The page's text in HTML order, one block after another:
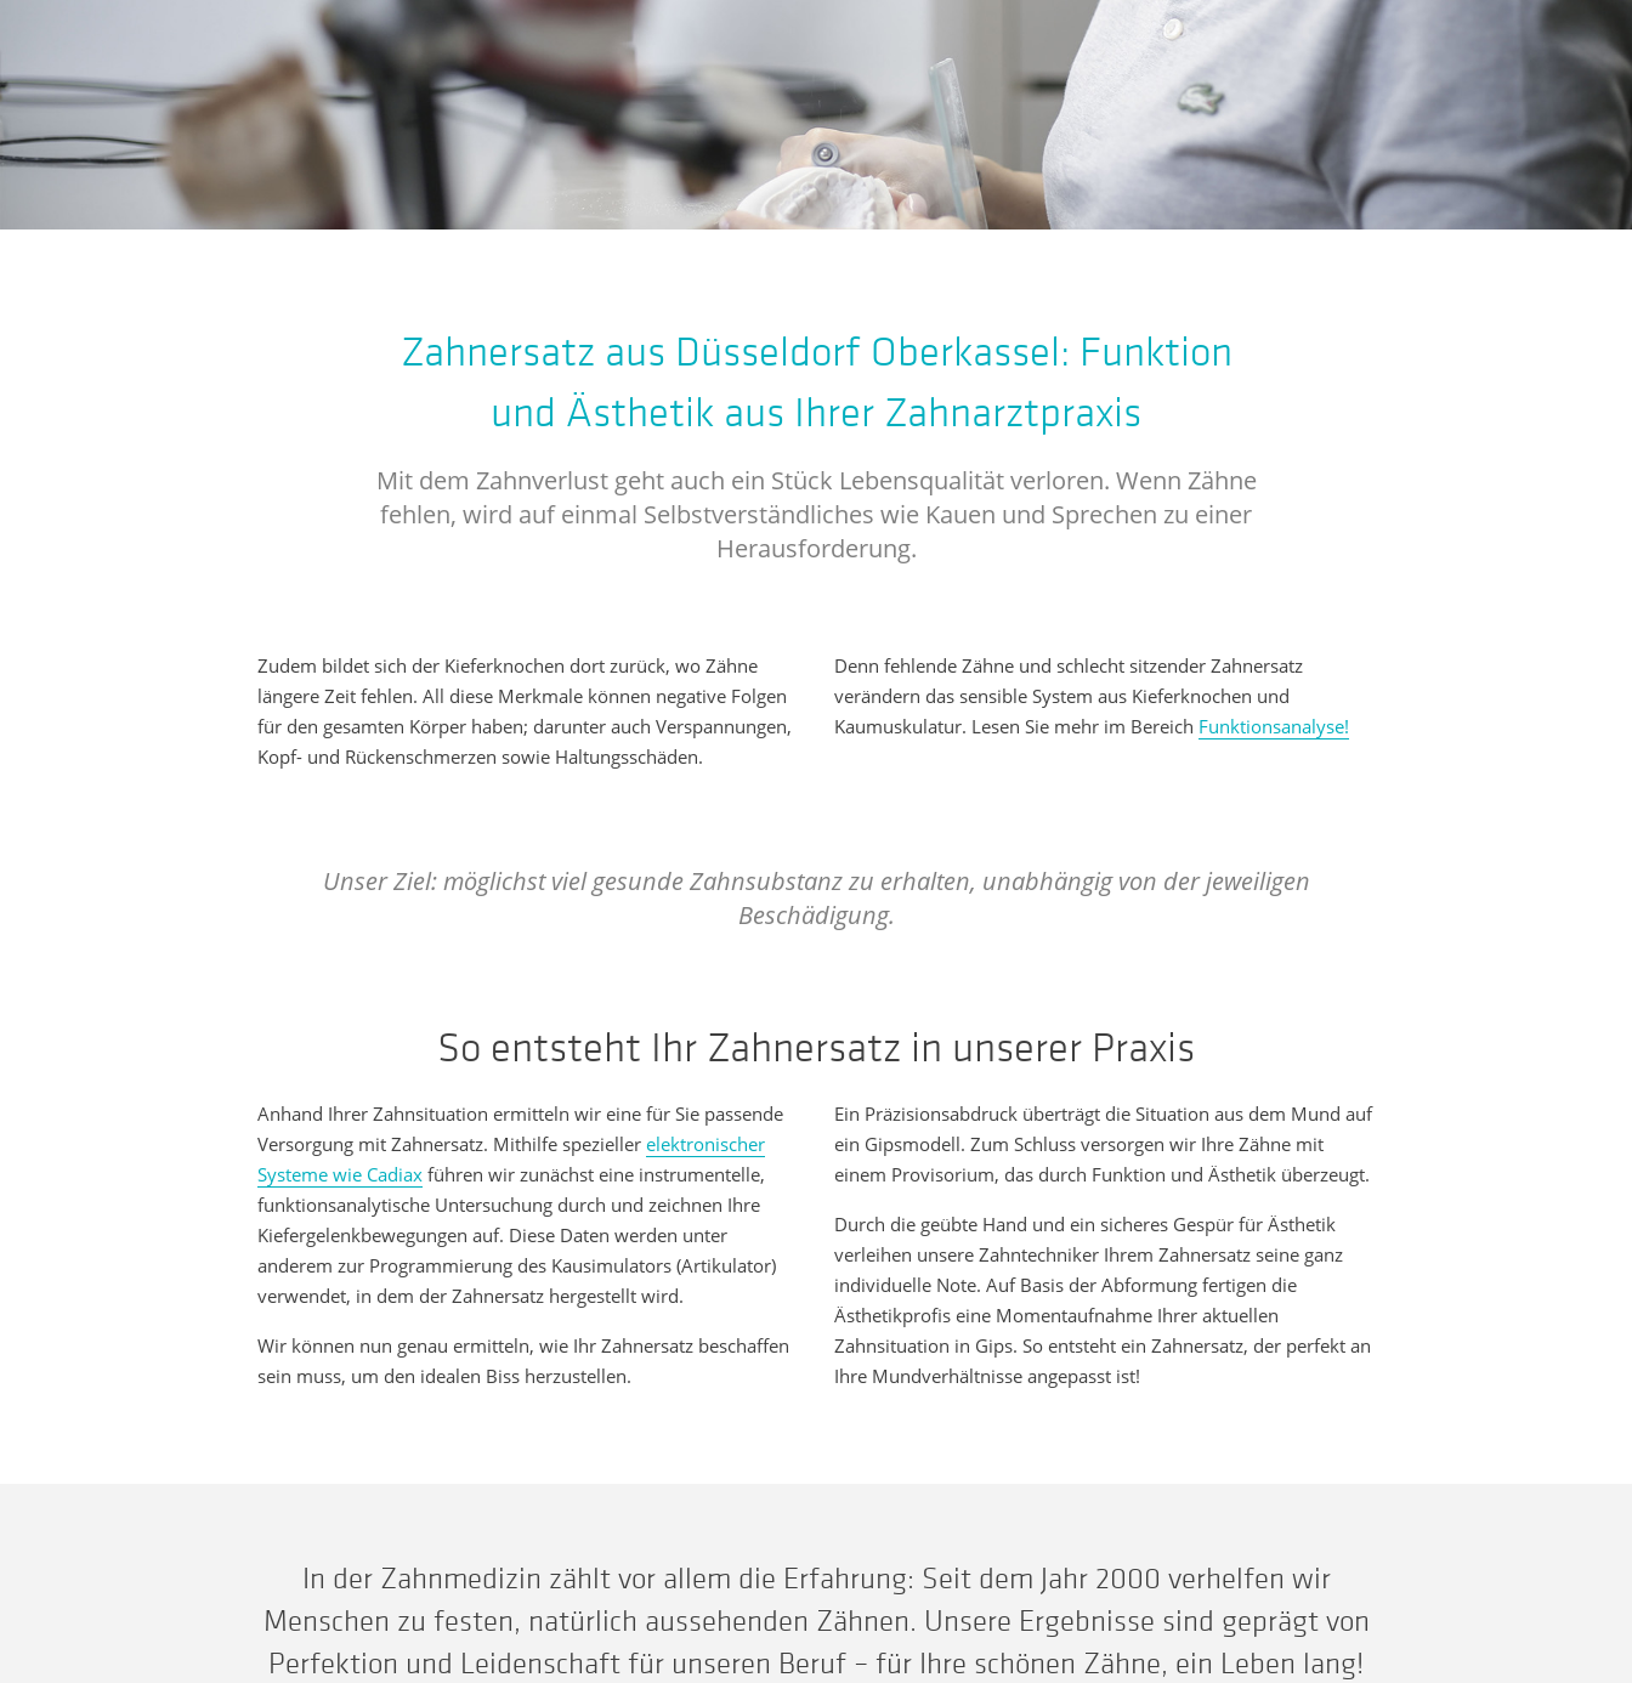
Zahnersatz aus Düsseldorf Oberkassel: Funktion
und Ästhetik aus Ihrer Zahnarztpraxis
Mit dem Zahnverlust geht auch ein Stück Lebensqualität verloren. Wenn Zähne
fehlen, wird auf einmal Selbstverständliches wie Kauen und Sprechen zu einer
Herausforderung.
Zudem bildet sich der Kieferknochen dort zurück, wo Zähne
längere Zeit fehlen. All diese Merkmale können negative Folgen
für den gesamten Körper haben; darunter auch Verspannungen,
Kopf- und Rückenschmerzen sowie Haltungsschäden.
Denn fehlende Zähne und schlecht sitzender Zahnersatz
verändern das sensible System aus Kieferknochen und
Kaumuskulatur. Lesen Sie mehr im Bereich Funktionsanalyse!
Unser Ziel: möglichst viel gesunde Zahnsubstanz zu erhalten, unabhängig von der jeweiligen
Beschädigung.
So entsteht Ihr Zahnersatz in unserer Praxis
Anhand Ihrer Zahnsituation ermitteln wir eine für Sie passende
Versorgung mit Zahnersatz. Mithilfe spezieller elektronischer
Systeme wie Cadiax führen wir zunächst eine instrumentelle,
funktionsanalytische Untersuchung durch und zeichnen Ihre
Kiefergelenkbewegungen auf. Diese Daten werden unter
anderem zur Programmierung des Kausimulators (Artikulator)
verwendet, in dem der Zahnersatz hergestellt wird.
Wir können nun genau ermitteln, wie Ihr Zahnersatz beschaffen
sein muss, um den idealen Biss herzustellen.
Ein Präzisionsabdruck überträgt die Situation aus dem Mund auf
ein Gipsmodell. Zum Schluss versorgen wir Ihre Zähne mit
einem Provisorium, das durch Funktion und Ästhetik überzeugt.
Durch die geübte Hand und ein sicheres Gespür für Ästhetik
verleihen unsere Zahntechniker Ihrem Zahnersatz seine ganz
individuelle Note. Auf Basis der Abformung fertigen die
Ästhetikprofis eine Momentaufnahme Ihrer aktuellen
Zahnsituation in Gips. So entsteht ein Zahnersatz, der perfekt an
Ihre Mundverhältnisse angepasst ist!
In der Zahnmedizin zählt vor allem die Erfahrung: Seit dem Jahr 2000 verhelfen wir
Menschen zu festen, natürlich aussehenden Zähnen. Unsere Ergebnisse sind geprägt von
Perfektion und Leidenschaft für unseren Beruf – für Ihre schönen Zähne, ein Leben lang!